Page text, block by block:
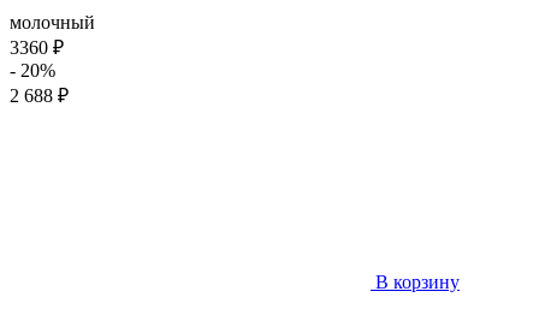
молочный
3360 ₽
- 20%
2 688 ₽
В корзину